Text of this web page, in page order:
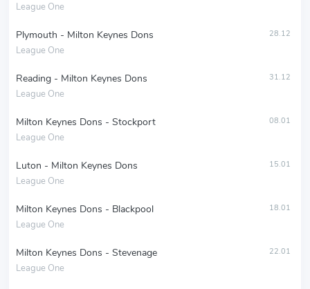
League One
Plymouth - Milton Keynes Dons
League One
28.12
Reading - Milton Keynes Dons
League One
31.12
Milton Keynes Dons - Stockport
League One
08.01
Luton - Milton Keynes Dons
League One
15.01
Milton Keynes Dons - Blackpool
League One
18.01
Milton Keynes Dons - Stevenage
League One
22.01